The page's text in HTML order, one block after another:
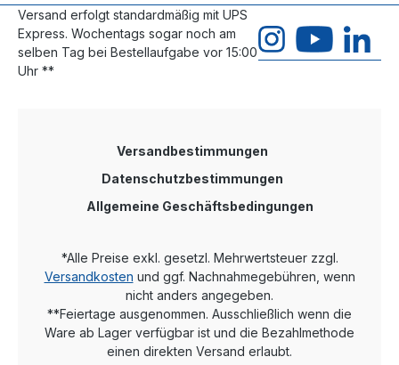
Versand erfolgt standardmäßig mit UPS
Express. Wochentags sogar noch am
selben Tag bei Bestellaufgabe vor 15:00
Uhr **
Versandbestimmungen
Datenschutzbestimmungen
Allgemeine Geschäftsbedingungen
*Alle Preise exkl. gesetzl. Mehrwertsteuer zzgl.
Versandkosten und ggf. Nachnahmegebühren, wenn
nicht anders angegeben.
**Feiertage ausgenommen. Ausschließlich wenn die
Ware ab Lager verfügbar ist und die Bezahlmethode
einen direkten Versand erlaubt.